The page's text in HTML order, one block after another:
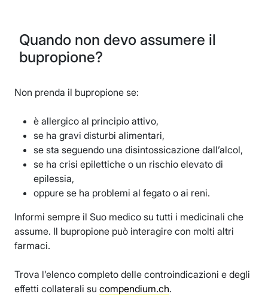
Quando non devo assumere il
bupropione?
Non prenda il bupropione se:
è allergico al principio attivo,
se ha gravi disturbi alimentari,
se sta seguendo una disintossicazione dall’alcol,
se ha crisi epilettiche o un rischio elevato di
epilessia,
oppure se ha problemi al fegato o ai reni.
Informi sempre il Suo medico su tutti i medicinali che
assume. Il bupropione può interagire con molti altri
farmaci.
Trova l’elenco completo delle controindicazioni e degli
effetti collaterali su compendium.ch.